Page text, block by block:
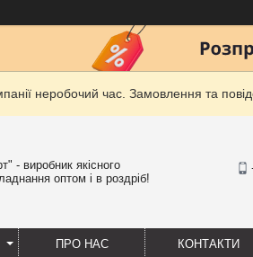
неробочий час. Замовлення та
- виробник якісного
оптом і в роздріб!
ПРО НАС КОНТАКТИ